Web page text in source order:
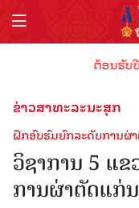
ຕ້ອນຮັບປີ
ຂ່າວສາທະລະນະສຸກ
ຝຶກອົບຮົມຍົກລະດັບການຜ່
ວິຊາການ 5 ແ
ການຜ່າຕັດແກ່